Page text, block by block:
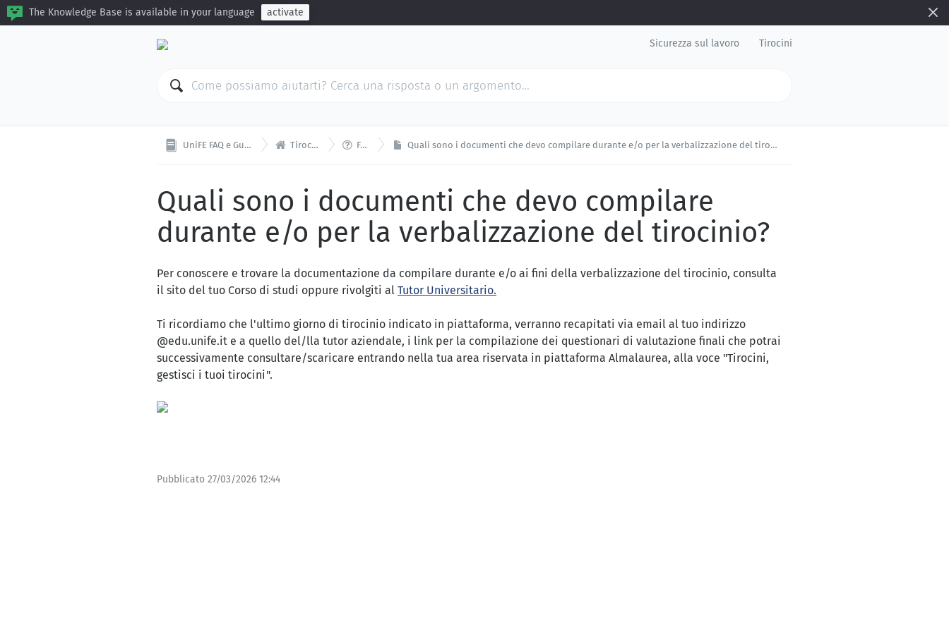
The Knowledge Base is available in your language activate
Sicurezza sul lavoro Tirocini
UniFE FAQ e Guide  Tirocini  FAQ Quali sono i documenti che devo compilare durante e/o per la verbalizzazione del tirocinio?
Quali sono i documenti che devo compilare
durante e/o per la verbalizzazione del tirocinio?
Per conoscere e trovare la documentazione da compilare durante e/o ai fini della verbalizzazione del tirocinio, consulta
il sito del tuo Corso di studi oppure rivolgiti al Tutor Universitario.
Ti ricordiamo che l'ultimo giorno di tirocinio indicato in piattaforma, verranno recapitati via email al tuo indirizzo
@edu.unife.it e a quello del/lla tutor aziendale, i link per la compilazione dei questionari di valutazione finali che potrai
successivamente consultare/scaricare entrando nella tua area riservata in piattaforma Almalaurea, alla voce "Tirocini,
gestisci i tuoi tirocini".
Pubblicato 27/03/2026 12:44